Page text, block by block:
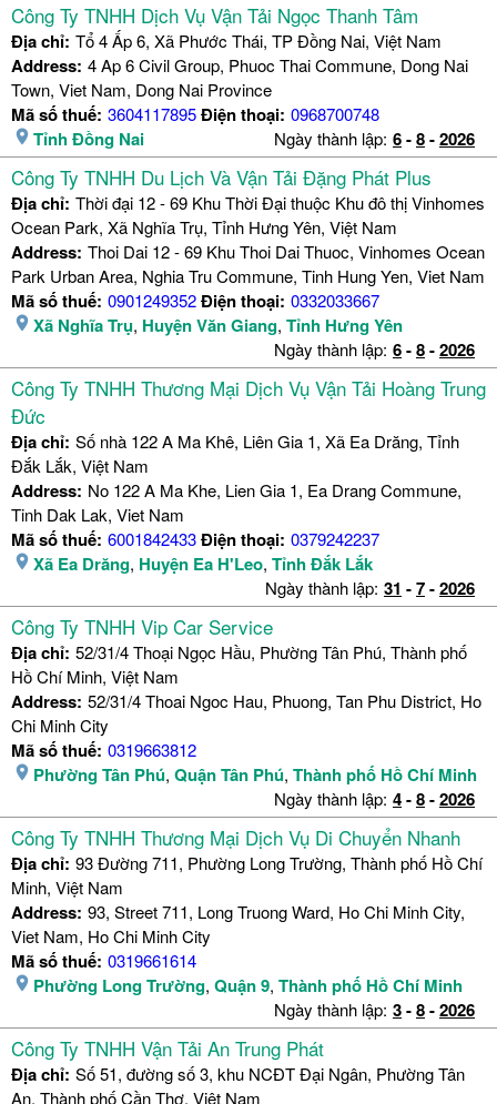
Công Ty TNHH Dịch Vụ Vận Tải Ngọc Thanh Tâm
Địa chỉ: Tổ 4 Ấp 6, Xã Phước Thái, TP Đồng Nai, Việt Nam
Address: 4 Ap 6 Civil Group, Phuoc Thai Commune, Dong Nai
Town, Viet Nam, Dong Nai Province
Mã số thuế: 3604117895Điện thoại: 0968700748
Tỉnh Đồng Nai Ngày thành lập: 6-8-2026
Công Ty TNHH Du Lịch Và Vận Tải Đặng Phát Plus
Địa chỉ: Thời đại 12 - 69 Khu Thời Đại thuộc Khu đô thị Vinhomes
Ocean Park, Xã Nghĩa Trụ, Tỉnh Hưng Yên, Việt Nam
Address: Thoi Dai 12 - 69 Khu Thoi Dai Thuoc, Vinhomes Ocean
Park Urban Area, Nghia Tru Commune, Tinh Hung Yen, Viet Nam
Mã số thuế: 0901249352Điện thoại: 0332033667
Xã Nghĩa Trụ, Huyện Văn Giang, Tỉnh Hưng Yên
Ngày thành lập: 6-8-2026
Công Ty TNHH Thương Mại Dịch Vụ Vận Tải Hoàng Trung
Đức
Địa chỉ: Số nhà 122 A Ma Khê, Liên Gia 1, Xã Ea Drăng, Tỉnh
Đắk Lắk, Việt Nam
Address: No 122 A Ma Khe, Lien Gia 1, Ea Drang Commune,
Tinh Dak Lak, Viet Nam
Mã số thuế: 6001842433Điện thoại: 0379242237
Xã Ea Drăng, Huyện Ea H'Leo, Tỉnh Đắk Lắk
Ngày thành lập: 31 -7-2026
Công Ty TNHH Vip Car Service
Địa chỉ: 52/31/4 Thoại Ngọc Hầu, Phường Tân Phú, Thành phố
Hồ Chí Minh, Việt Nam
Address: 52/31/4 Thoai Ngoc Hau, Phuong, Tan Phu District, Ho
Chi Minh City
Mã số thuế: 0319663812
Phường Tân Phú, Quận Tân Phú, Thành phố Hồ Chí Minh
Ngày thành lập: 4-8-2026
Công Ty TNHH Thương Mại Dịch Vụ Di Chuyển Nhanh
Địa chỉ: 93 Đường 711, Phường Long Trường, Thành phố Hồ Chí
Minh, Việt Nam
Address: 93, Street 711, Long Truong Ward, Ho Chi Minh City,
Viet Nam, Ho Chi Minh City
Mã số thuế: 0319661614
Phường Long Trường, Quận 9, Thành phố Hồ Chí Minh
Ngày thành lập: 3-8-2026
Công Ty TNHH Vận Tải An Trung Phát
Địa chỉ: Số 51, đường số 3, khu NCĐT Đại Ngân, Phường Tân
An, Thành phố Cần Thơ, Việt Nam